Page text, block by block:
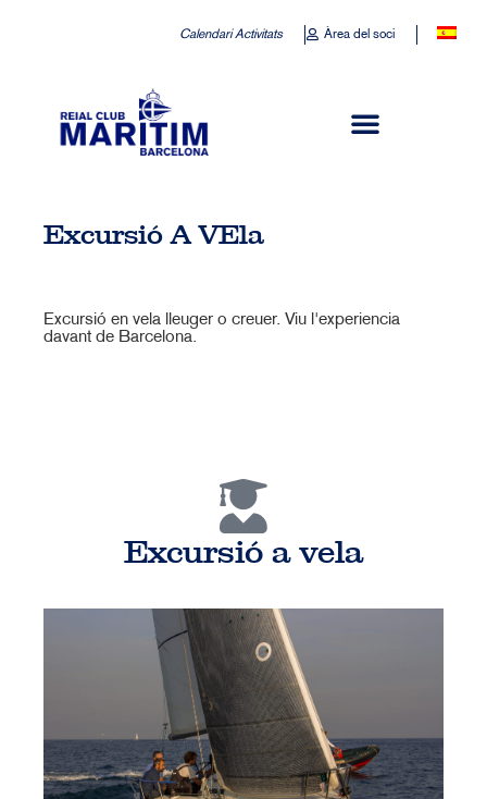
Calendari Activitats Àrea del soci
Excursió A VEla
Excursió en vela lleuger o creuer. Viu l'experiencia
davant de Barcelona.
Excursió a vela